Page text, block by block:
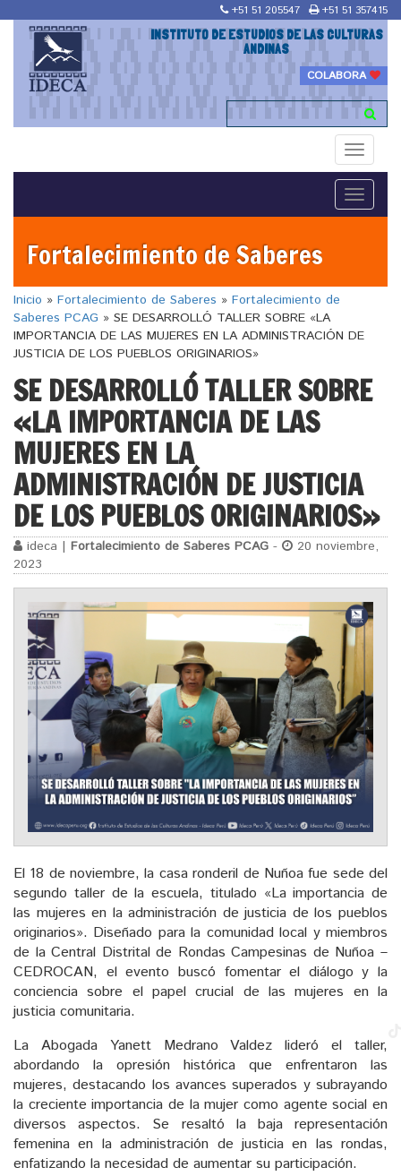
+51 51 205547 +51 51 357415
INSTITUTO DE ESTUDIOS DE LAS CULTURAS
ANDINAS
COLABORA
Toggle
Toggle
Fortalecimiento de Saberes
Inicio » Fortalecimiento de Saberes » Fortalecimiento de
Saberes PCAG » SE DESARROLLÓ TALLER SOBRE «LA
IMPORTANCIA DE LAS MUJERES EN LA ADMINISTRACIÓN DE
JUSTICIA DE LOS PUEBLOS ORIGINARIOS»
SE DESARROLLÓ TALLER SOBRE
«LA IMPORTANCIA DE LAS
MUJERES EN LA
ADMINISTRACIÓN DE JUSTICIA
DE LOS PUEBLOS ORIGINARIOS»
ideca | Fortalecimiento de Saberes PCAG -
20 noviembre,
2023
El 18 de noviembre, la casa ronderil de Nuñoa fue sede del
segundo taller de la escuela, titulado «La importancia de
las mujeres en la administración de justicia de los pueblos
originarios». Diseñado para la comunidad local y miembros
de la Central Distrital de Rondas Campesinas de Nuñoa –
CEDROCAN, el evento buscó fomentar el diálogo y la
conciencia sobre el papel crucial de las mujeres en la
justicia comunitaria.
La Abogada Yanett Medrano Valdez lideró el taller,
abordando la opresión histórica que enfrentaron las
mujeres, destacando los avances superados y subrayando
la creciente importancia de la mujer como agente social en
diversos aspectos. Se resaltó la baja representación
femenina en la administración de justicia en las rondas,
enfatizando la necesidad de aumentar su participación.